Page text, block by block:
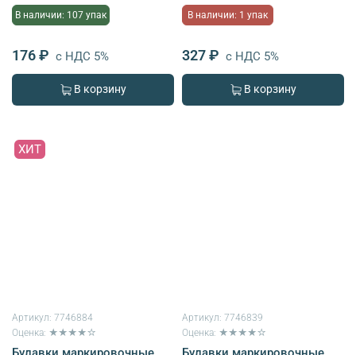
В наличии: 107 упак
176 ₽ с НДС 5%
В корзину
В наличии: 1 упак
327 ₽ с НДС 5%
В корзину
ХИТ
Артикул: 7746884
Оценка: ★★★★☆
Артикул: 7746839
Оценка: ★★★★☆